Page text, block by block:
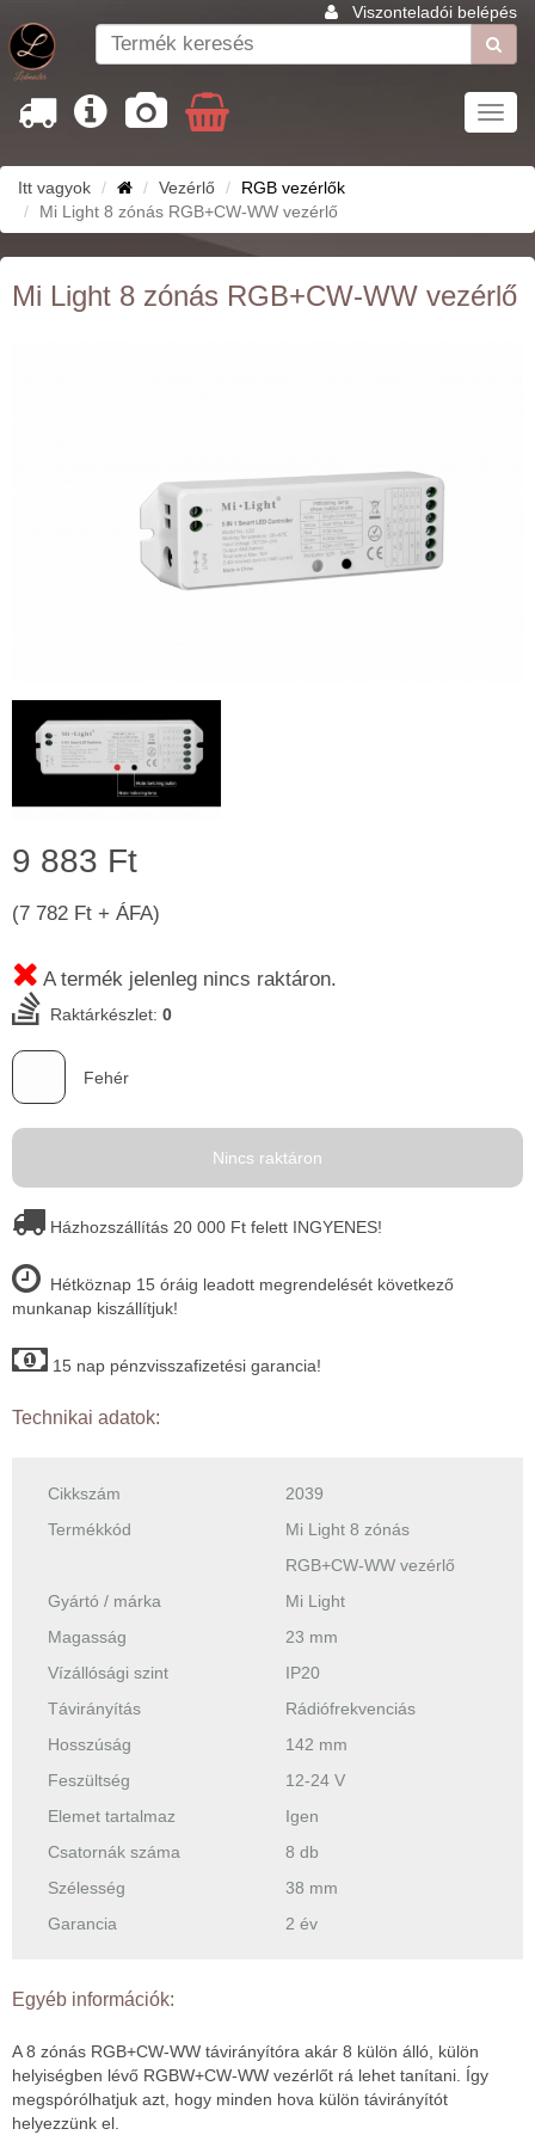
Viszonteladói belépés
Itt vagyok Vezérlő
RGB vezérlők
Mi Light 8 zónás RGB+CW-WW vezérlő
Mi Light 8 zónás RGB+CW-WW vezérlő
9 883 Ft
(7 782 Ft + ÁFA)
A termék jelenleg nincs raktáron.
Raktárkészlet: 0
Fehér
Nincs raktáron
Házhozszállítás 20 000 Ft felett INGYENES!
Hétköznap 15 óráig leadott megrendelését következő
munkanap kiszállítjuk!
15 nap pénzvisszafizetési garancia!
Technikai adatok:
Cikkszám
2039
Termékkód
Mi Light 8 zónás
RGB+CW-WW vezérlő
Gyártó / márka
Mi Light
Magasság
23 mm
Vízállósági szint
IP20
Távirányítás
Rádiófrekvenciás
Hosszúság
142 mm
Feszültség
12-24 V
Elemet tartalmaz
Igen
Csatornák száma
8 db
Szélesség
38 mm
Garancia
2 év
Egyéb információk:
A 8 zónás RGB+CW-WW távirányítóra akár 8 külön álló, külön
helyiségben lévő RGBW+CW-WW vezérlőt rá lehet tanítani. Így
megspórólhatjuk azt, hogy minden hova külön távirányítót
helyezzünk el.